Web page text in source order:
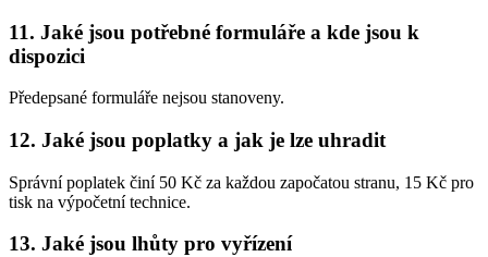
11. Jaké jsou potřebné formuláře a kde jsou k
dispozici
Předepsané formuláře nejsou stanoveny.
12. Jaké jsou poplatky a jak je lze uhradit
Správní poplatek činí 50 Kč za každou započatou stranu, 15 Kč pro
tisk na výpočetní technice.
13. Jaké jsou lhůty pro vyřízení